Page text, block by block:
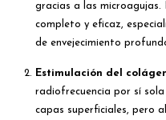
gracias a las
completo y eficaz,
de envejecimiento
Estimulación del
radiofrecuencia por sí
capas superficiales, pero